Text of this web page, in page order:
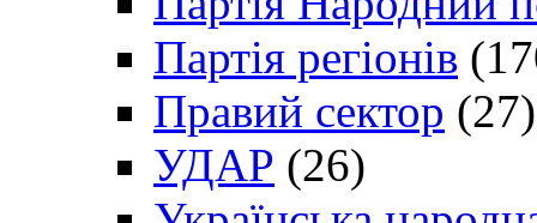
Партія регіонів
Правий сектор (27)
УДАР (26)